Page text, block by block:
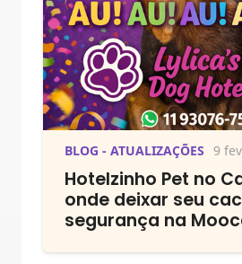
BLOG - ATUALIZAÇÕES 9
Hotelzinho Pet no
onde deixar seu
segurança na